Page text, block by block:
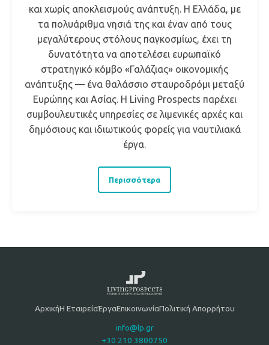
και χωρίς αποκλεισμούς ανάπτυξη. Η Ελλάδα, με
τα πολυάριθμα νησιά της και έναν από τους
μεγαλύτερους στόλους παγκοσμίως, έχει τη
δυνατότητα να αποτελέσει ευρωπαϊκό
στρατηγικό κόμβο «Γαλάζιας» οικονομικής
ανάπτυξης — ένα θαλάσσιο σταυροδρόμι μεταξύ
Ευρώπης και Ασίας. Η Living Prospects παρέχει
συμβουλευτικές υπηρεσίες σε λιμενικές αρχές και
δημόσιους και ιδιωτικούς φορείς για ναυτιλιακά
έργα.
Περισσότερα
ΑρχικήΗ ΕταιρείαΈργαΕπικοινωνίαΠολιτική Απορρήτου
info@lp.gr
+30 210 3800750